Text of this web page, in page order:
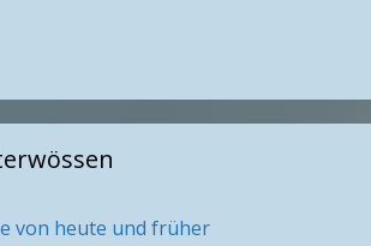
von heute und früher